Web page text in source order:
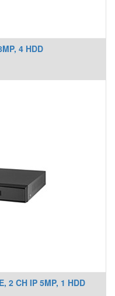
4 HDD
2 CH IP 5MP, 1 HDD